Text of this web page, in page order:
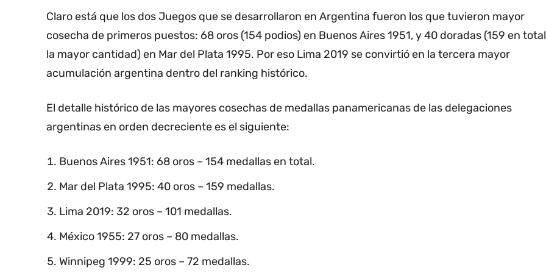
Claro está que los dos Juegos que se desarrollaron en Argentina fueron los que tuvieron mayor
cosecha de primeros puestos: 68 oros (154 podios) en Buenos Aires 1951, y 40 doradas (159 en
la mayor cantidad) en Mar del Plata 1995. Por eso Lima 2019 se convirtió en la tercera mayor
acumulación argentina dentro del ranking histórico.
El detalle histórico de las mayores cosechas de medallas panamericanas de las delegaciones
argentinas en orden decreciente es el siguiente:
Buenos Aires 1951: 68 oros – 154 medallas en total.
Mar del Plata 1995: 40 oros – 159 medallas.
Lima 2019: 32 oros – 101 medallas.
México 1955: 27 oros – 80 medallas.
Winnipeg 1999: 25 oros – 72 medallas.